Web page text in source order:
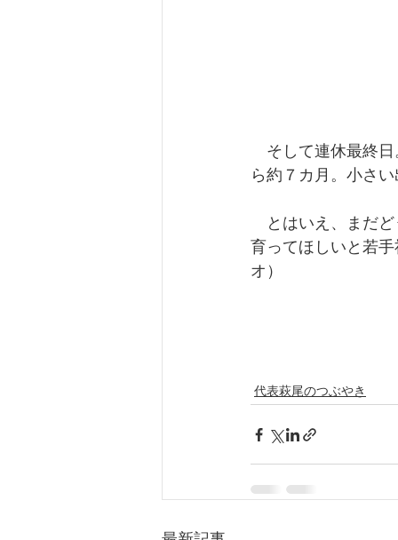
そして連休最終日
ら約７カ月。小さ
とはいえ、まだど
育ってほしいと若
オ）
代表萩尾のつぶやき